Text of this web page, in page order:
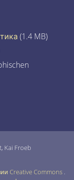
(1.4 MB)
Kai Froeb
Creative Commons .